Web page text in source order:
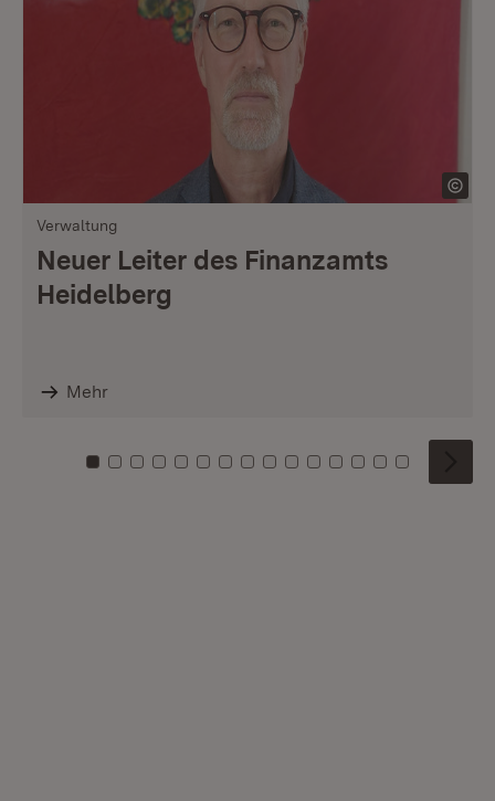
Verwaltung
Neuer Leiter des Finanzamts
Heidelberg
Mehr
Zu Kachel: 0
Zu Kachel: 1
Zu Kachel: 2
Zu Kachel: 3
Zu Kachel: 4
Zu Kachel: 5
Zu Kachel: 6
Zu Kachel: 7
Zu Kachel: 8
Zu Kachel: 9
Zu Kachel: 10
Zu Kachel: 11
Zu Kachel: 12
Zu Kachel:
Zu